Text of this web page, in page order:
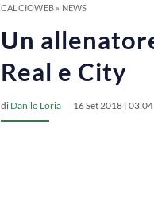
CALCIOWEB» NEWS
Un
Real e City
di Danilo Loria 16 Set 2018 | 03:04